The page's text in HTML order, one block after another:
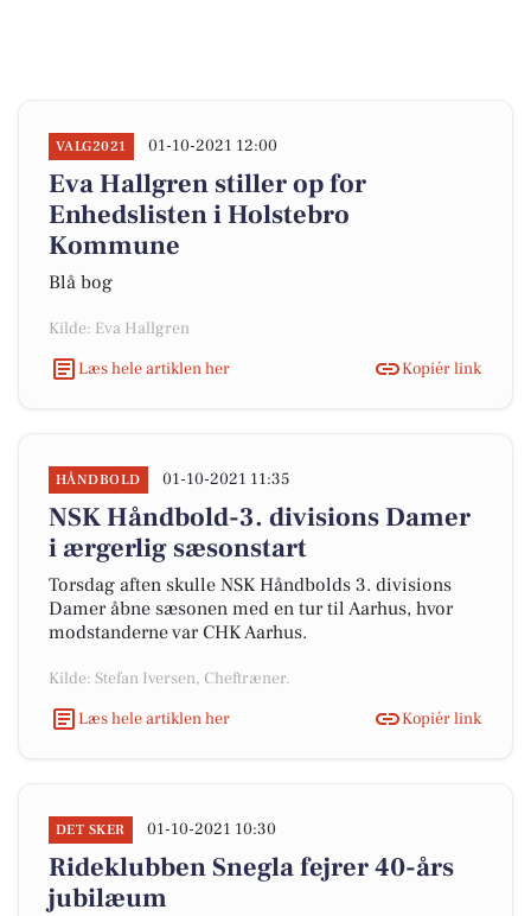
VALG2021 01-10-2021 12:00
Eva Hallgren stiller op for
Enhedslisten i Holstebro
Kommune
Blå bog
Kilde: Eva Hallgren
Læs hele artiklen her
Kopiér link
HÅNDBOLD 01-10-2021 11:35
NSK Håndbold-3. divisions Damer
i ærgerlig sæsonstart
Torsdag aften skulle NSK Håndbolds 3. divisions
Damer åbne sæsonen med en tur til Aarhus, hvor
modstanderne var CHK Aarhus.
Kilde: Stefan Iversen, Cheftræner.
Læs hele artiklen her
Kopiér link
DET SKER 01-10-2021 10:30
Rideklubben Snegla fejrer 40-års
jubilæum